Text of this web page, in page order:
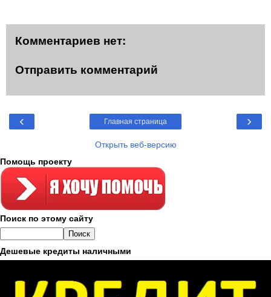
Комментариев нет:
Отправить комментарий
‹ ›
Главная страница
Открыть веб-версию
Помощь проекту
Поиск по этому сайту
Дешевые кредиты наличными